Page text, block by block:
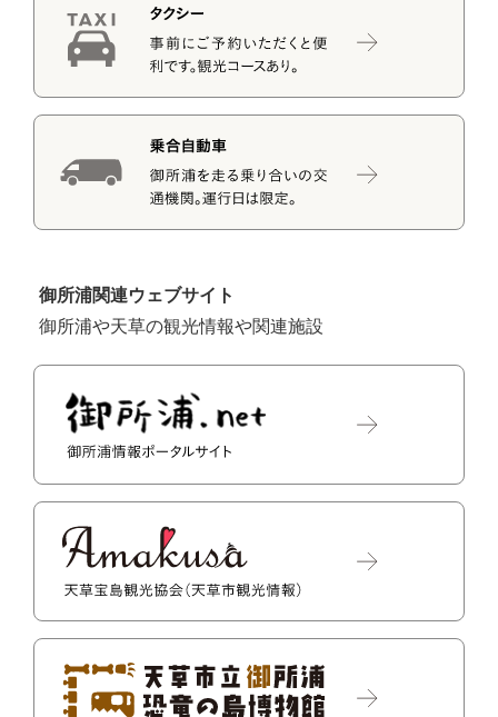
御所浦関連ウェブサイト
御所浦や天草の観光情報や関連施設